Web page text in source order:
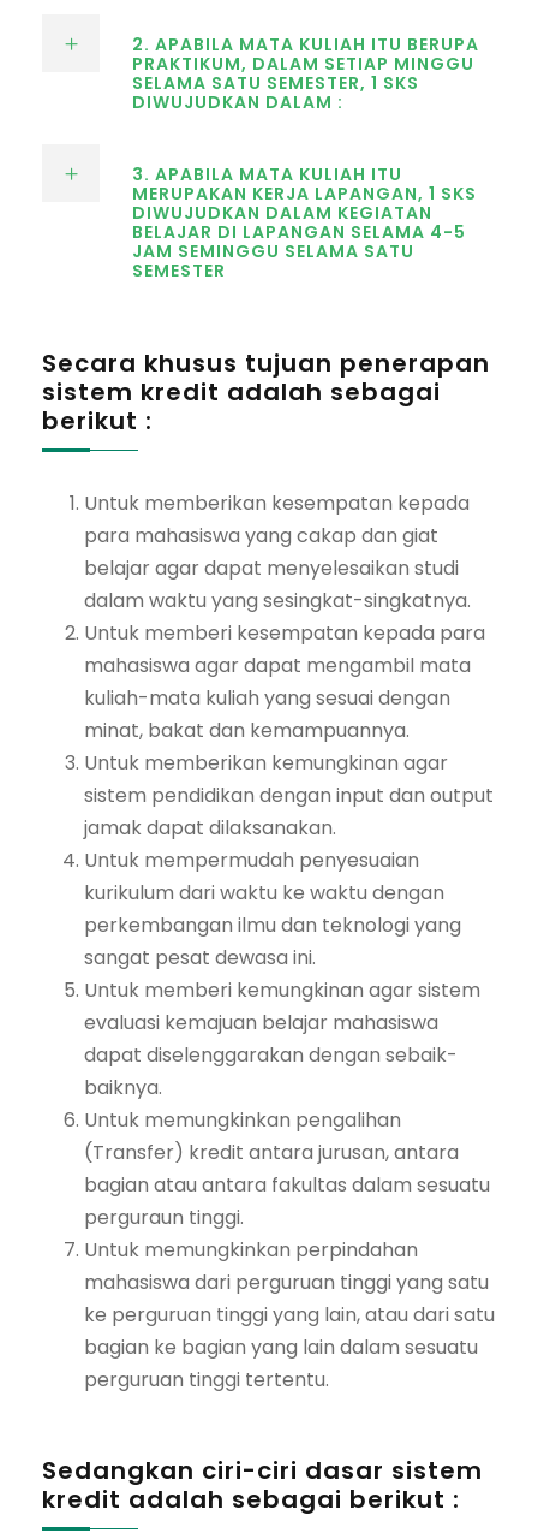
2. APABILA MATA KULIAH ITU BERUPA
PRAKTIKUM, DALAM SETIAP MINGGU
SELAMA SATU SEMESTER, 1 SKS
DIWUJUDKAN DALAM :
3. APABILA MATA KULIAH ITU
MERUPAKAN KERJA LAPANGAN, 1 SKS
DIWUJUDKAN DALAM KEGIATAN
BELAJAR DI LAPANGAN SELAMA 4-5
JAM SEMINGGU SELAMA SATU
SEMESTER
Secara khusus tujuan penerapan
sistem kredit adalah sebagai
berikut :
Untuk memberikan kesempatan kepada
para mahasiswa yang cakap dan giat
belajar agar dapat menyelesaikan studi
dalam waktu yang sesingkat-singkatnya.
Untuk memberi kesempatan kepada para
mahasiswa agar dapat mengambil mata
kuliah-mata kuliah yang sesuai dengan
minat, bakat dan kemampuannya.
Untuk memberikan kemungkinan agar
sistem pendidikan dengan input dan output
jamak dapat dilaksanakan.
Untuk mempermudah penyesuaian
kurikulum dari waktu ke waktu dengan
perkembangan ilmu dan teknologi yang
sangat pesat dewasa ini.
Untuk memberi kemungkinan agar sistem
evaluasi kemajuan belajar mahasiswa
dapat diselenggarakan dengan sebaik-
baiknya.
Untuk memungkinkan pengalihan
(Transfer) kredit antara jurusan, antara
bagian atau antara fakultas dalam sesuatu
perguraun tinggi.
Untuk memungkinkan perpindahan
mahasiswa dari perguruan tinggi yang satu
ke perguruan tinggi yang lain, atau dari satu
bagian ke bagian yang lain dalam sesuatu
perguruan tinggi tertentu.
Sedangkan ciri-ciri dasar sistem
kredit adalah sebagai berikut :